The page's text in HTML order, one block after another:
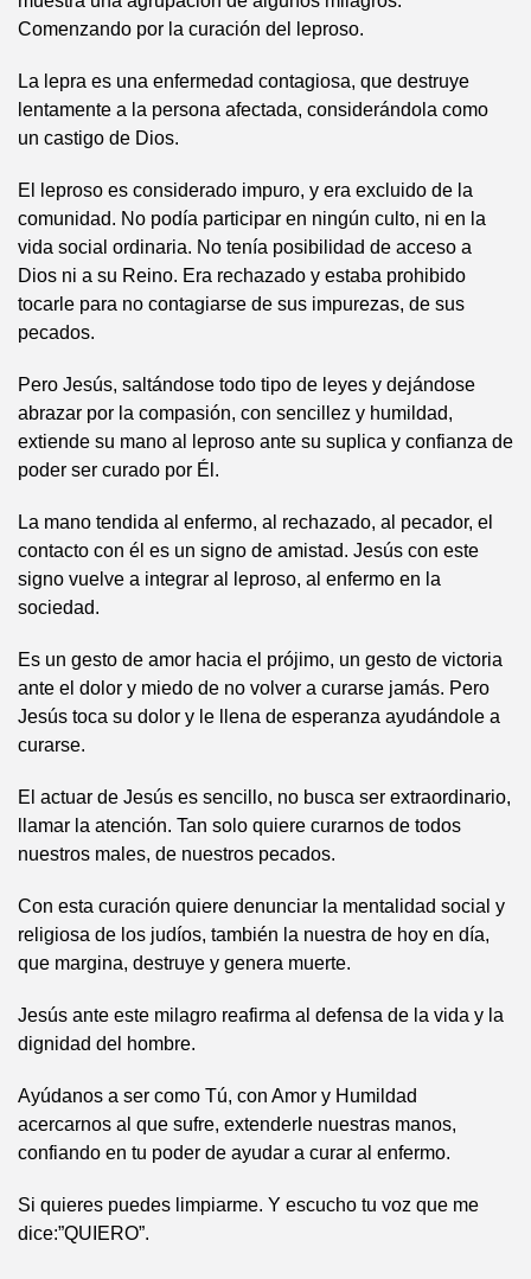
Comenzando por la curación del leproso.
La lepra es una enfermedad contagiosa, que destruye
lentamente a la persona afectada, considerándola como
un castigo de Dios.
El leproso es considerado impuro, y era excluido de la
comunidad. No podía participar en ningún culto, ni en la
vida social ordinaria. No tenía posibilidad de acceso a
Dios ni a su Reino. Era rechazado y estaba prohibido
tocarle para no contagiarse de sus impurezas, de sus
pecados.
Pero Jesús, saltándose todo tipo de leyes y dejándose
abrazar por la compasión, con sencillez y humildad,
extiende su mano al leproso ante su suplica y confianza de
poder ser curado por Él.
La mano tendida al enfermo, al rechazado, al pecador, el
contacto con él es un signo de amistad. Jesús con este
signo vuelve a integrar al leproso, al enfermo en la
sociedad.
Es un gesto de amor hacia el prójimo, un gesto de victoria
ante el dolor y miedo de no volver a curarse jamás. Pero
Jesús toca su dolor y le llena de esperanza ayudándole a
curarse.
El actuar de Jesús es sencillo, no busca ser extraordinario,
llamar la atención. Tan solo quiere curarnos de todos
nuestros males, de nuestros pecados.
Con esta curación quiere denunciar la mentalidad social y
religiosa de los judíos, también la nuestra de hoy en día,
que margina, destruye y genera muerte.
Jesús ante este milagro reafirma al defensa de la vida y la
dignidad del hombre.
Ayúdanos a ser como Tú, con Amor y Humildad
acercarnos al que sufre, extenderle nuestras manos,
confiando en tu poder de ayudar a curar al enfermo.
Si quieres puedes limpiarme. Y escucho tu voz que me
dice:”QUIERO”.